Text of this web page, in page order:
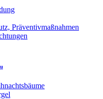
Präventivmaßnahmen